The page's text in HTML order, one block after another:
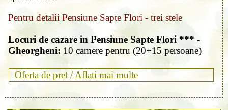
Pentru detalii Pensiune Sapte Flori - trei stele
Locuri de cazare in Pensiune Sapte Flori *** -
Gheorgheni: 10 camere pentru (20+15 persoane)
Oferta de pret / Aflati mai multe